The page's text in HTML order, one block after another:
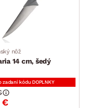
cm
nôž
14 cm, šedý
zadaní kódu DOPLNKY
€